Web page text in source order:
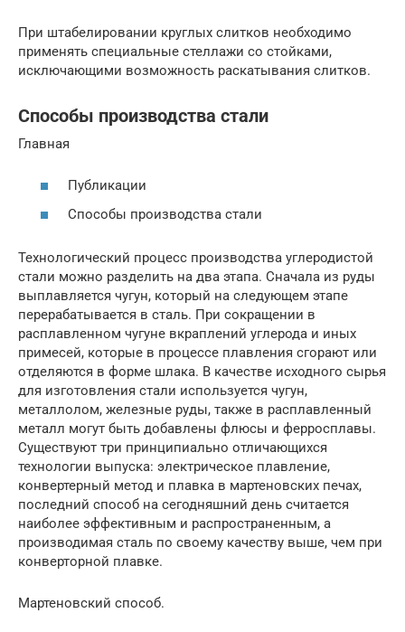
При штабелировании круглых слитков необходимо
применять специальные стеллажи со стойками,
исключающими возможность раскатывания слитков.
Способы производства стали
Главная
Публикации
Способы производства стали
Технологический процесс производства углеродистой
стали можно разделить на два этапа. Сначала из руды
выплавляется чугун, который на следующем этапе
перерабатывается в сталь. При сокращении в
расплавленном чугуне вкраплений углерода и иных
примесей, которые в процессе плавления сгорают или
отделяются в форме шлака. В качестве исходного сырья
для изготовления стали используется чугун,
металлолом, железные руды, также в расплавленный
металл могут быть добавлены флюсы и ферросплавы.
Существуют три принципиально отличающихся
технологии выпуска: электрическое плавление,
конвертерный метод и плавка в мартеновских печах,
последний способ на сегодняшний день считается
наиболее эффективным и распространенным, а
производимая сталь по своему качеству выше, чем при
конверторной плавке.
Мартеновский способ.